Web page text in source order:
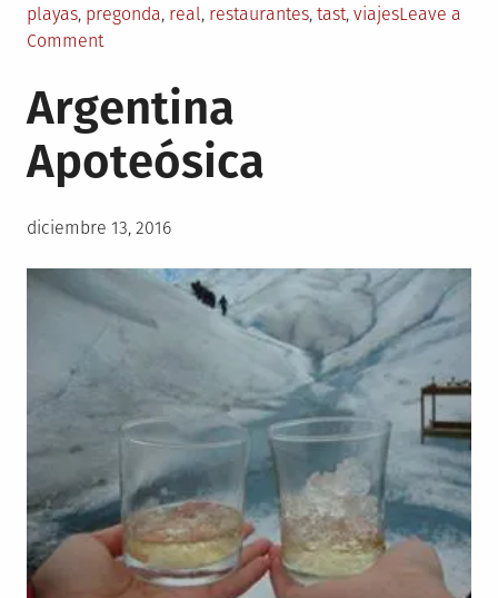
playas, pregonda, real, restaurantes, tast, viajesLeave a
Commenton
Watermelon
Menorca
Argentina
Apoteósica
Posted
diciembre 13, 2016